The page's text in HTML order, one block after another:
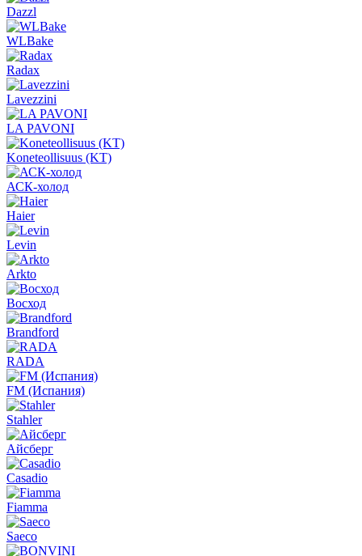
Dazzl
WLBake
Radax
Lavezzini
LA PAVONI
Koneteollisuus (KT)
АСК-холод
Haier
Levin
Arkto
Восход
Brandford
RADA
FM (Испания)
Stahler
Айсберг
Casadio
Fiamma
Saeco